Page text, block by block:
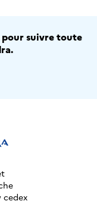
suivre toute
cedex